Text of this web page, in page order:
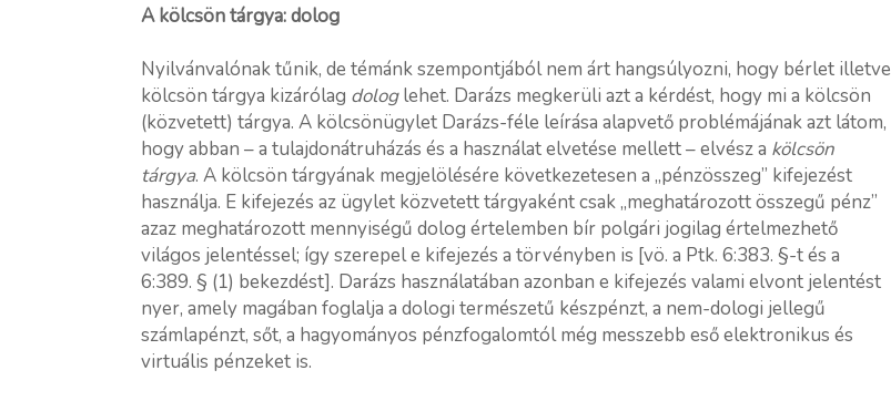
A kölcsön tárgya: dolog
Nyilvánvalónak tűnik, de témánk szempontjából nem árt hangsúlyozni, hogy bérlet illetve
kölcsön tárgya kizárólag dologlehet. Darázs megkerüli azt a kérdést, hogy mi a kölcsön
(közvetett) tárgya. A kölcsönügylet Darázs-féle leírása alapvető problémájának azt látom,
hogy abban – a tulajdonátruházás és a használat elvetése mellett – elvész a kölcsön
tárgya. A kölcsön tárgyának megjelölésére következetesen a „pénzösszeg” kifejezést
használja. E kifejezés az ügylet közvetett tárgyaként csak „meghatározott összegű pénz”
azaz meghatározott mennyiségű dolog értelemben bír polgári jogilag értelmezhető
világos jelentéssel; így szerepel e kifejezés a törvényben is [vö. a Ptk. 6:383. §-t és a
6:389. § (1) bekezdést]. Darázs használatában azonban e kifejezés valami elvont jelentést
nyer, amely magában foglalja a dologi természetű készpénzt, a nem-dologi jellegű
számlapénzt, sőt, a hagyományos pénzfogalomtól még messzebb eső elektronikus és
virtuális pénzeket is.